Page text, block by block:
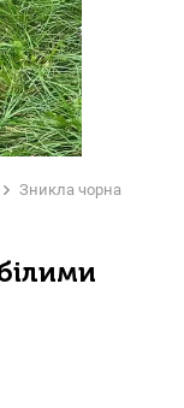
Зникла чорна